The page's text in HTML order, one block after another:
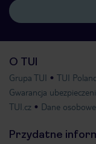
O TUI
Grupa TUI TUI
Gwarancja
TUI.cz
Dane osobowe
Przydatne